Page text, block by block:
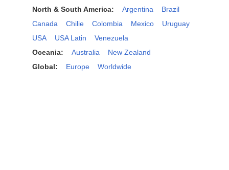
North & South America:
Argentina
Brazil
Canada
Chilie Colombia Mexico
Uruguay
USA
USA Latin
Venezuela
Oceania:
Australia
New Zealand
Global:
Europe Worldwide